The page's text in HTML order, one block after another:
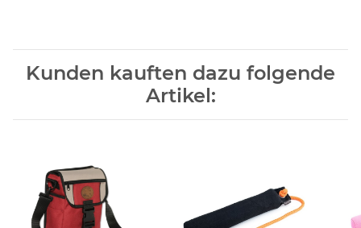
Kunden kauften dazu folgende
Artikel: